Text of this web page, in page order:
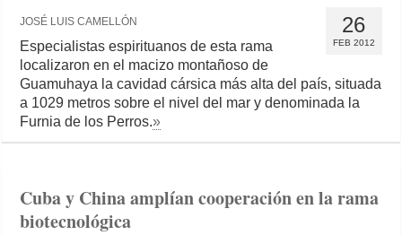
26
FEB 2012
JOSÉ LUIS CAMELLÓN
Especialistas espirituanos de esta rama
localizaron en el macizo montañoso de
Guamuhaya la cavidad cársica más alta del país, situada
a 1029 metros sobre el nivel del mar y denominada la
Furnia de los Perros.»
Cuba y China amplían cooperación en la rama
biotecnológica